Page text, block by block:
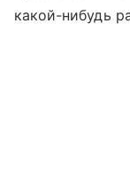
какой-нибудь